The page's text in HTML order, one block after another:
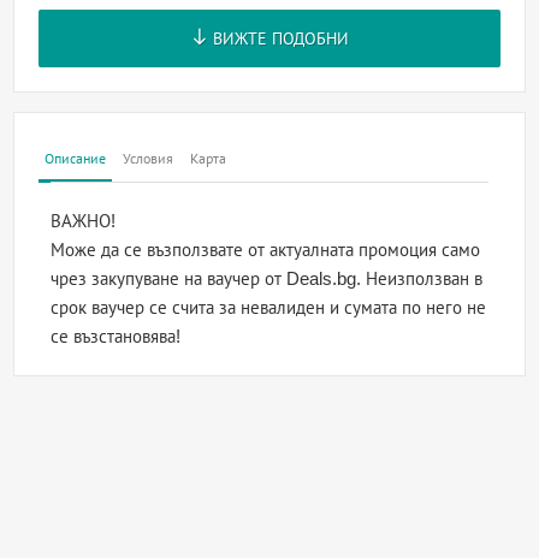
ВИЖТЕ ПОДОБНИ
Описание Условия Карта
ВАЖНО!
Може да се възползвате от актуалната промоция само
чрез закупуване на ваучер от Deals.bg. Неизползван в
срок ваучер се счита за невалиден и сумата по него не
се възстановява!